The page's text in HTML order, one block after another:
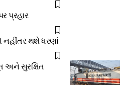
પ્રહાર
નહીંતર થશે ધરણાં
અને સુરક્ષિત